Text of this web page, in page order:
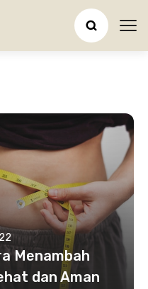
Menambah
dan Aman